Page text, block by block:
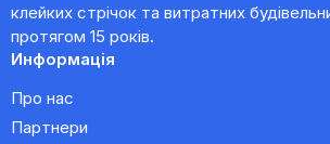
клейких стрічок та витратних
протягом 15 років.
Информація
Про нас
Партнери